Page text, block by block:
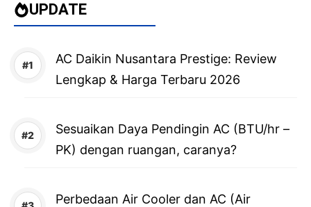
UPDATE
AC Daikin Nusantara Prestige: Review
Lengkap & Harga Terbaru 2026
Sesuaikan Daya Pendingin AC (BTU/hr –
PK) dengan ruangan, caranya?
Perbedaan Air Cooler dan AC (Air